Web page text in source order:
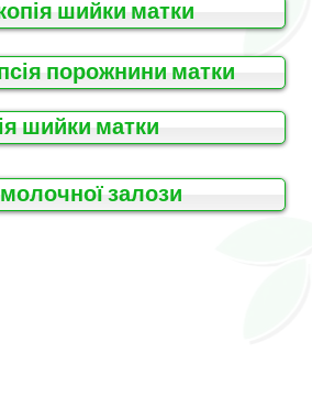
шийки матки
порожнини матки
шийки матки
молочної залози